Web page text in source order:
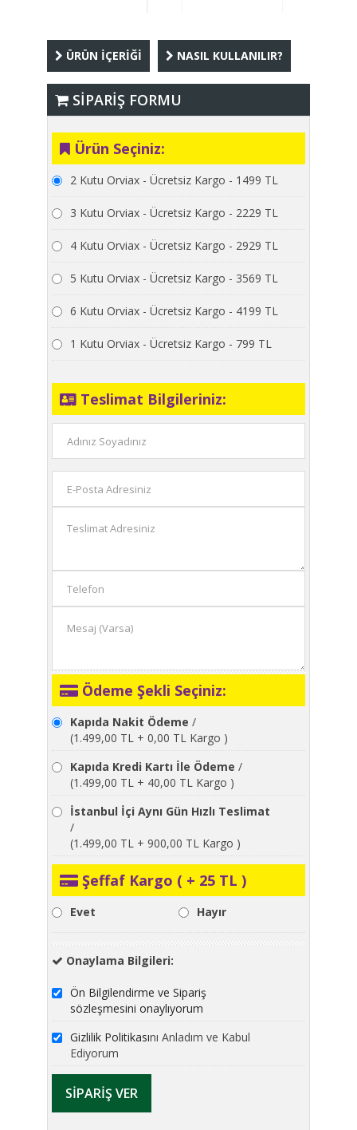
ÜRÜN İÇERİĞİ NASIL KULLANILIR?
SİPARİŞ FORMU
Ürün Seçiniz:
2 Kutu Orviax - Ücretsiz Kargo - 1499 TL
3 Kutu Orviax - Ücretsiz Kargo - 2229 TL
4 Kutu Orviax - Ücretsiz Kargo - 2929 TL
5 Kutu Orviax - Ücretsiz Kargo - 3569 TL
6 Kutu Orviax - Ücretsiz Kargo - 4199 TL
1 Kutu Orviax - Ücretsiz Kargo - 799 TL
Teslimat Bilgileriniz:
Ödeme Şekli Seçiniz:
Kapıda Nakit Ödeme /
(1.499,00 TL + 0,00 TL Kargo )
Kapıda Kredi Kartı İle Ödeme /
(1.499,00 TL + 40,00 TL Kargo )
İstanbul İçi Aynı Gün Hızlı Teslimat
/
(1.499,00 TL + 900,00 TL Kargo )
Şeffaf Kargo ( + 25 TL )
Evet Hayır
Onaylama Bilgileri:
Ön Bilgilendirme ve Sipariş
sözleşmesini onaylıyorum
Gizlilik Politikasını Anladım ve Kabul
Ediyorum